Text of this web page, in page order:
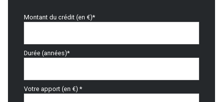
Montant du crédit (en €)*
Durée (années)*
Votre apport (en €) *